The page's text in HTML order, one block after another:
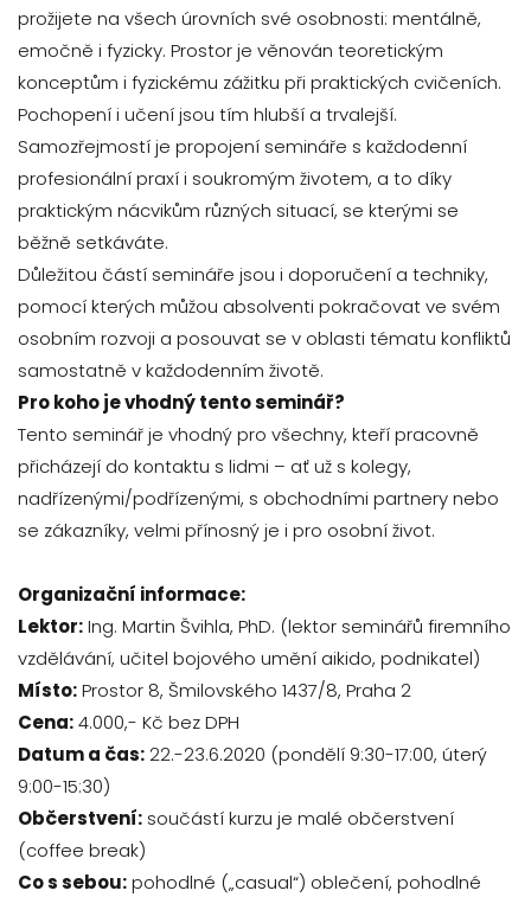
prožijete na všech úrovních své osobnosti: mentálně,
emočně i fyzicky. Prostor je věnován teoretickým
konceptům i fyzickému zážitku při praktických cvičeních.
Pochopení i učení jsou tím hlubší a trvalejší.
Samozřejmostí je propojení semináře s každodenní
profesionální praxí i soukromým životem, a to díky
praktickým nácvikům různých situací, se kterými se
běžně setkáváte.
Důležitou částí semináře jsou i doporučení a techniky,
pomocí kterých můžou absolventi pokračovat ve svém
osobním rozvoji a posouvat se v oblasti tématu konfliktů
samostatně v každodenním životě.
Pro koho je vhodný tento seminář?
Tento seminář je vhodný pro všechny, kteří pracovně
přicházejí do kontaktu s lidmi – ať už s kolegy,
nadřízenými/podřízenými, s obchodními partnery nebo
se zákazníky, velmi přínosný je i pro osobní život.
Organizační informace:
Lektor:Ing. Martin Švihla, PhD. (lektor seminářů firemního
vzdělávání, učitel bojového umění aikido, podnikatel)
Místo:Prostor 8, Šmilovského 1437/8, Praha 2
Cena:4.000,- Kč bez DPH
Datum a čas: 22.-23.6.2020 (pondělí 9:30-17:00, úterý
9:00-15:30)
Občerstvení: součástí kurzu je malé občerstvení
(coffee break)
Co s sebou:pohodlné („casual“) oblečení, pohodlné